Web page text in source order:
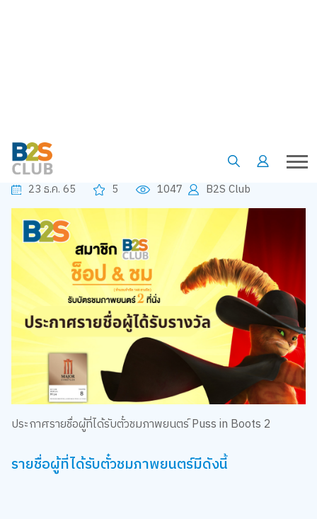
ภาพยนตร์ Puss in Boots 2
23 ธ.ค. 65
ประกาศรายชื่อผู้ที่ได้รับตั๋วชมภาพยนตร์ Puss in Boots 2
รายชื่อผู้ที่ได้รับตั๋วชมภาพยนตร์มีดังนี้